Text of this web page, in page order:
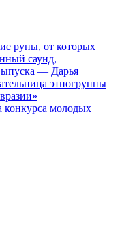
руны, от которых
саунд,
— Дарья
этногруппы
конкурса молодых